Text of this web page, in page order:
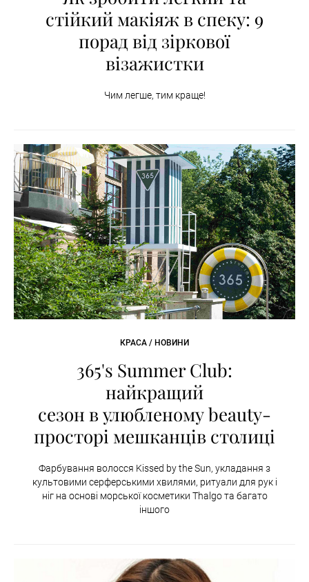
стійкий макіяж в спеку: 9
порад від зіркової
візажистки
Чим легше, тим краще!
КРАСА / НОВИНИ
365's Summer Club:
найкращий
сезон в улюбленому beauty-
просторі мешканців столиці
Фарбування волосся Kissed by the Sun, укладання з
культовими серферськими хвилями, ритуали для рук і
ніг на основі морської косметики Thalgo та багато
іншого